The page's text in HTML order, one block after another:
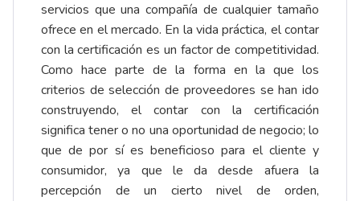
servicios que una compañía de cualquier tamaño
ofrece en el mercado. En la vida práctica, el contar
con la certificación es un factor de competitividad.
Como hace parte de la forma en la que los
criterios de selección de proveedores se han ido
construyendo, el contar con la certificación
significa tener o no una oportunidad de negocio; lo
que de por sí es beneficioso para el cliente y
consumidor, ya que le da desde afuera la
percepción de un cierto nivel de orden,